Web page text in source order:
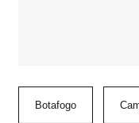
Botafogo